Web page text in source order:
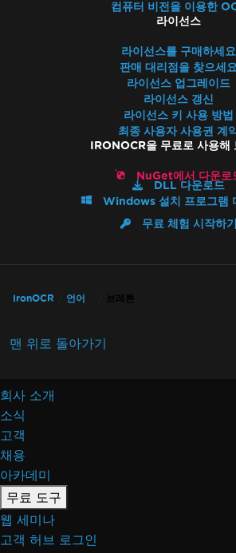
컴퓨터 비전을 이용한
라이선스
라이선스를 구매하세요
판매 대리점을 찾으세
라이선스 업그레이드
라이선스 갱신
라이선스 키 사용 방법
최종 사용자 사용권 계
IRONOCR을 무료로 사용해
NuGet에서 다운로
DLL 다운로드
Windows 설치 프로그램
무료 체험 시작하기
IronOCR 언어 브레튼
맨 위로 돌아가기
회사 소개
소식
고객
채용
아카데미
무료 도구
웹 세미나
고객 허브 로그인